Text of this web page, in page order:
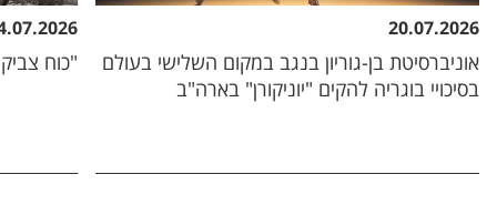
20.07.2026
אוניברסיטת בן-גוריון בנגב במקום השלישי בעולם
בסיכויי בוגריה להקים "יוניקורן" בארה"ב
"כוח